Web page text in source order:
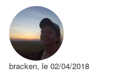
bracken, le 02/04/2018